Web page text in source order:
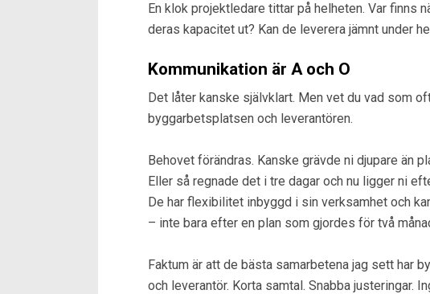
En klok projektledare tittar på helheten. Var finns
deras kapacitet ut? Kan de leverera jämnt under
Kommunikation är A och O
Det låter kanske självklart. Men vet du vad som
byggarbetsplatsen och leverantören.
Behovet förändras. Kanske grävde ni djupare än
Eller så regnade det i tre dagar och nu ligger ni
De har flexibilitet inbyggd i sin verksamhet och
– inte bara efter en plan som gjordes för två
Faktum är att de bästa samarbetena jag sett har
och leverantör. Korta samtal. Snabba justeringar.